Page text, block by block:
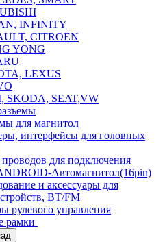
INFINITY
CITROEN
YONG
LEXUS
SKODA, SEAT,VW
для магнитол
интерфейсы для головных
для подключения
Автомагнитол(16pin)
и аксессуары для
BT/FM
рулевого управления
рамки